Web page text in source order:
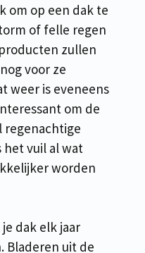
om op een dak te
of felle regen
zullen
voor ze
weer is eveneens
om de
regenachtige
het vuil al wat
worden
dak elk jaar
Bladeren uit de